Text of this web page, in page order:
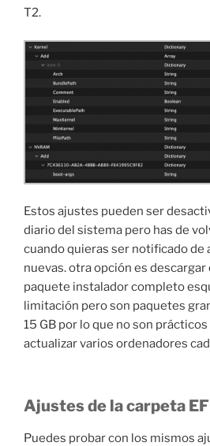
T2.
Estos ajustes pueden ser
diario del sistema pero has de
cuando quieras ser notificado de
nuevas. otra opción es descargar
paquete instalador completo
limitación pero son paquetes
15 GB por lo que no son
actualizar varios ordenadores
Ajustes de la carpeta
Puedes probar con los mismos